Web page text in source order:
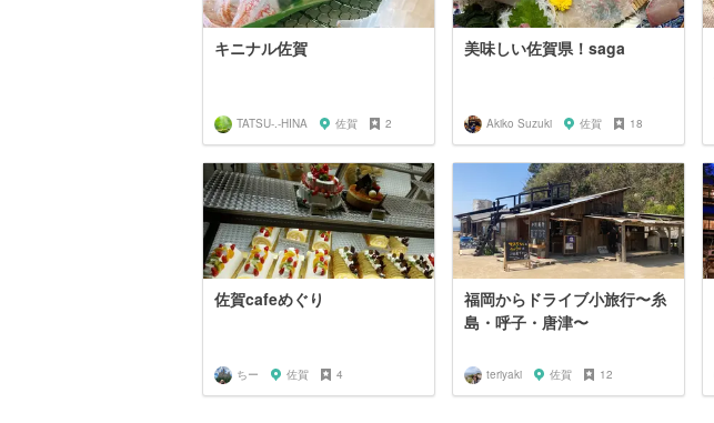
キニナル佐賀
TATSU-.-HINA 佐賀 2
美味しい佐賀県！saga
Akiko Suzuki 佐賀 18
佐賀cafeめぐり
ちー 佐賀 4
福岡からドライブ小旅行〜糸
島・呼子・唐津〜
teriyaki 佐賀 12